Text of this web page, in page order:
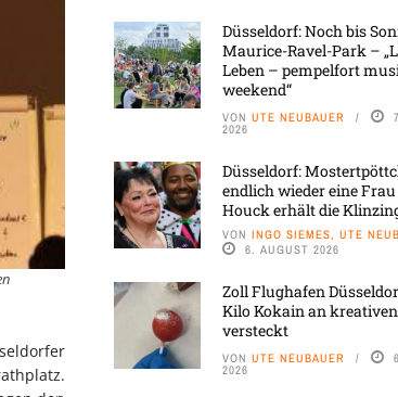
Düsseldorf: Noch bis
Maurice-Ravel-Park –
Leben – pempelfort
weekend“
VON UTE NEUBAUER
2026
Düsseldorf:
endlich wieder eine
Houck erhält die
VON INGO SIEMES, UTE
6. AUGUST 2026
Zoll Flughafen
Kilo Kokain an
versteckt
VON UTE NEUBAUER
2026